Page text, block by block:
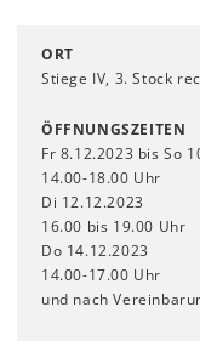
ORT
Stiege IV, 3. Stock
ÖFFNUNGSZEITEN
Fr 8.12.2023 bis So
14.00-18.00 Uhr
Di 12.12.2023
16.00 bis 19.00 Uhr
Do 14.12.2023
14.00-17.00 Uhr
und nach